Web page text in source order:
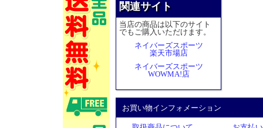
関連サイト
当店の商品は以下のサイト
でもご購入いただけます。
ネイバーズスポーツ
楽天市場店
ネイバーズスポーツ
WOWMA!店
お買い物インフォメーション